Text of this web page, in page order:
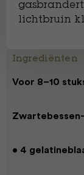
lichtbruin
Ingrediënten
Voor 8–10
• 4